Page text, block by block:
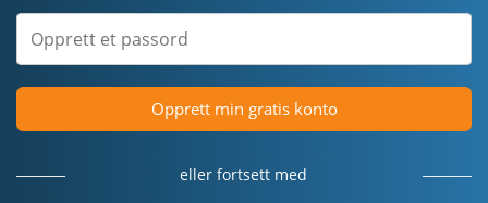
Opprett min gratis konto
eller fortsett med